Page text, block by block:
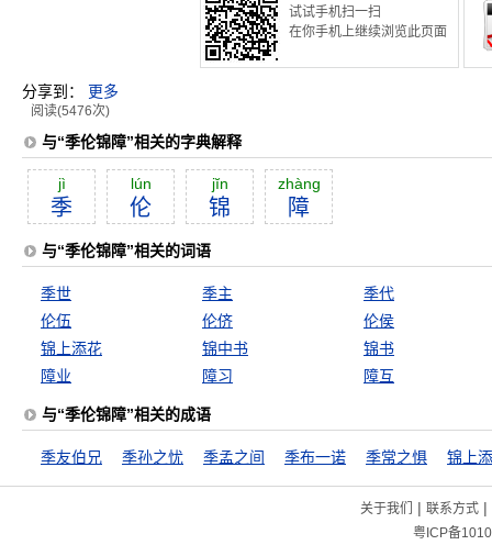
试试手机扫一扫
在你手机上继续浏览此页面
分享到： 更多
阅读(5476次)
与“季伦锦障”相关的字典解释
jì
季
lún
伦
jĭn
锦
zhàng
障
与“季伦锦障”相关的词语
季世 季主
季代
伦伍
伦侪
伦侯
锦上添花
锦中书
锦书
障业
障习 障互
与“季伦锦障”相关的成语
季友伯兄 季孙之忧 季孟之间 季布一诺 季常之惧 锦上
关于我们 | 联系方式|
粤ICP备